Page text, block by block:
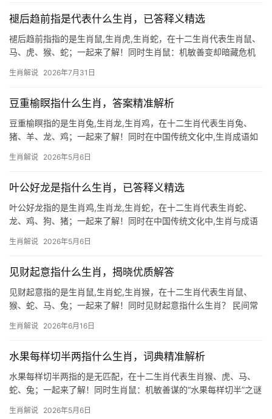
褪后趋前指是代表什么生肖，已答释义精选
褪后趋前指指的是生肖鼠,生肖虎,生肖蛇，在十二生肖代表生肖鼠、
马、虎、猴、蛇；一起来了解！同时生肖鼠：机敏善变却暗藏危机
星影响，可能有异地调岗或新领域尝试的机会，但需警惕同事暗中
生肖解说 2026年7月31日
豆重榆瞑指什么生肖，答案精准解析
豆重榆瞑指的是生肖兔,生肖龙,生肖鸡，在十二生肖代表生肖兔、
猪、羊、龙、鸡；一起来了解！同时在中国传统文化中,生肖成语如
涩，实则暗藏玄机，它源自《庄子·齐物论》，本义形容时间流逝之
生肖解说 2026年5月6日
叶公好龙是指什么生肖，已答释义精选
叶公好龙指的是生肖鸡,生肖龙,生肖蛇，在十二生肖代表生肖蛇、
龙、鸡、狗、猪；一起来了解！同时在中国传统文化中,生肖与成语
叶公痴迷龙纹装饰，真龙现身时却吓得魂飞魄散，暗讽表里不一的
生肖解说 2026年5月6日
见财起意指什么生肖，揭晓优质解答
见财起意指的是生肖鼠,生肖蛇,生肖猴，在十二生肖代表生肖鼠、
猴、蛇、马、兔；一起来了解！同时见财起意指什么生肖？ 民间常
生肖猴、生肖蛇最易被贴上此类标签。生肖鼠机敏善钻营，遇钱财
生肖解说 2026年6月16日
水果每样切半两指什么生肖，词典精准解析
水果每样切半两指的是无匹配，在十二生肖代表生肖猴、虎、马、
蛇、兔；一起来了解！同时生肖鼠：机敏善谋的“水果每样切半”之谜
为“分双”，谐音即“生肖鼠”的“鼠”字（方言中“鼠”与
生肖解说 2026年5月6日